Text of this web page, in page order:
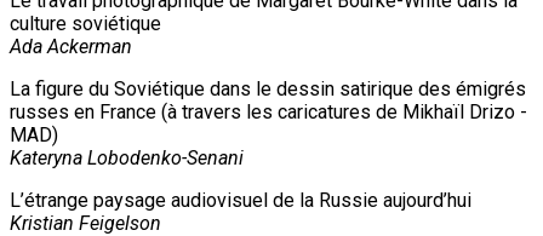
culture soviétique
Ada Ackerman
La figure du Soviétique dans le dessin satirique des émigrés
russes en France (à travers les caricatures de Mikhaïl Drizo -
MAD)
Kateryna Lobodenko-Senani
L’étrange paysage audiovisuel de la Russie aujourd’hui
Kristian Feigelson